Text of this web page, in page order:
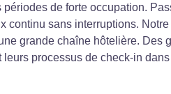
de forte occupation.
sans interruptions.
grande chaîne hôtelière.
processus de check-in